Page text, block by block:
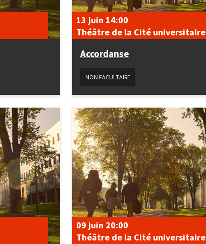
Accordanse
13 juin 14:00
Théâtre de la Cité universitaire
NON FACULTAIRE
09 juin 20:00
Théâtre de la Cité universitaire